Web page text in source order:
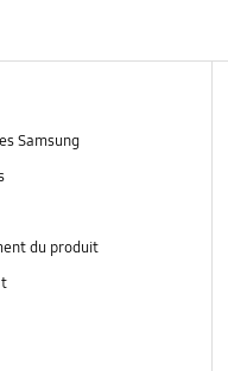
Samsung
du produit